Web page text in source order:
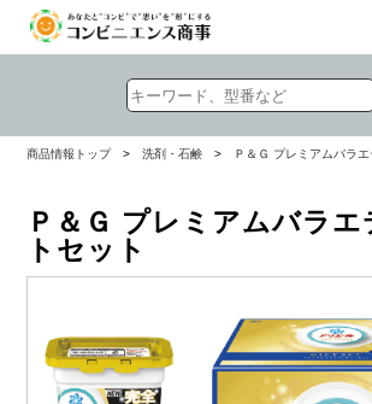
商品情報トップ > 洗剤・石鹸 > Ｐ＆Ｇ プレミアムバラ
Ｐ＆Ｇ プレミアムバラエ
トセット